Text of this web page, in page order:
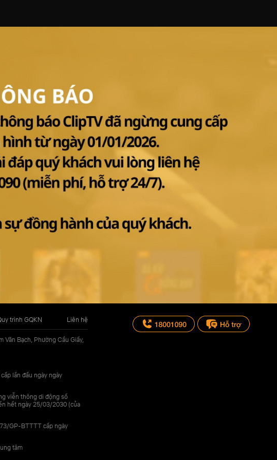
trình GQKN Liên hệ
Bạch, Phường Cầu Giấy,
lần đầu ngày ngày
viễn thông di động số
hết ngày 25/03/2030 (của
GP-BTTTT cấp ngày
tâm